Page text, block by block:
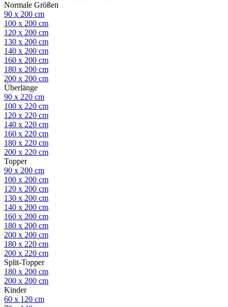
Normale Größen
90 x 200 cm
100 x 200 cm
120 x 200 cm
130 x 200 cm
140 x 200 cm
160 x 200 cm
180 x 200 cm
200 x 200 cm
Überlänge
90 x 220 cm
100 x 220 cm
120 x 220 cm
140 x 220 cm
160 x 220 cm
180 x 220 cm
200 x 220 cm
Topper
90 x 200 cm
100 x 200 cm
120 x 200 cm
130 x 200 cm
140 x 200 cm
160 x 200 cm
180 x 200 cm
200 x 200 cm
180 x 220 cm
200 x 220 cm
Split-Topper
180 x 200 cm
200 x 200 cm
Kinder
60 x 120 cm